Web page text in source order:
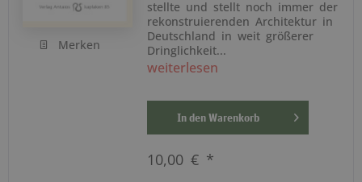
Merken
stellte und stellt noch immer der
rekonstruierenden Architektur in
Deutschland in weit größerer
Dringlichkeit...
weiterlesen
In den Warenkorb
10,00 € *